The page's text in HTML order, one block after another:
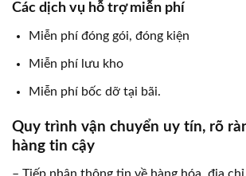
Các dịch vụ hỗ trợ miễn phí
Miễn phí đóng gói, đóng kiện
Miễn phí lưu kho
Miễn phí bốc dỡ tại bãi.
Quy trình vận chuyển uy tín, rõ
hàng tin cậy